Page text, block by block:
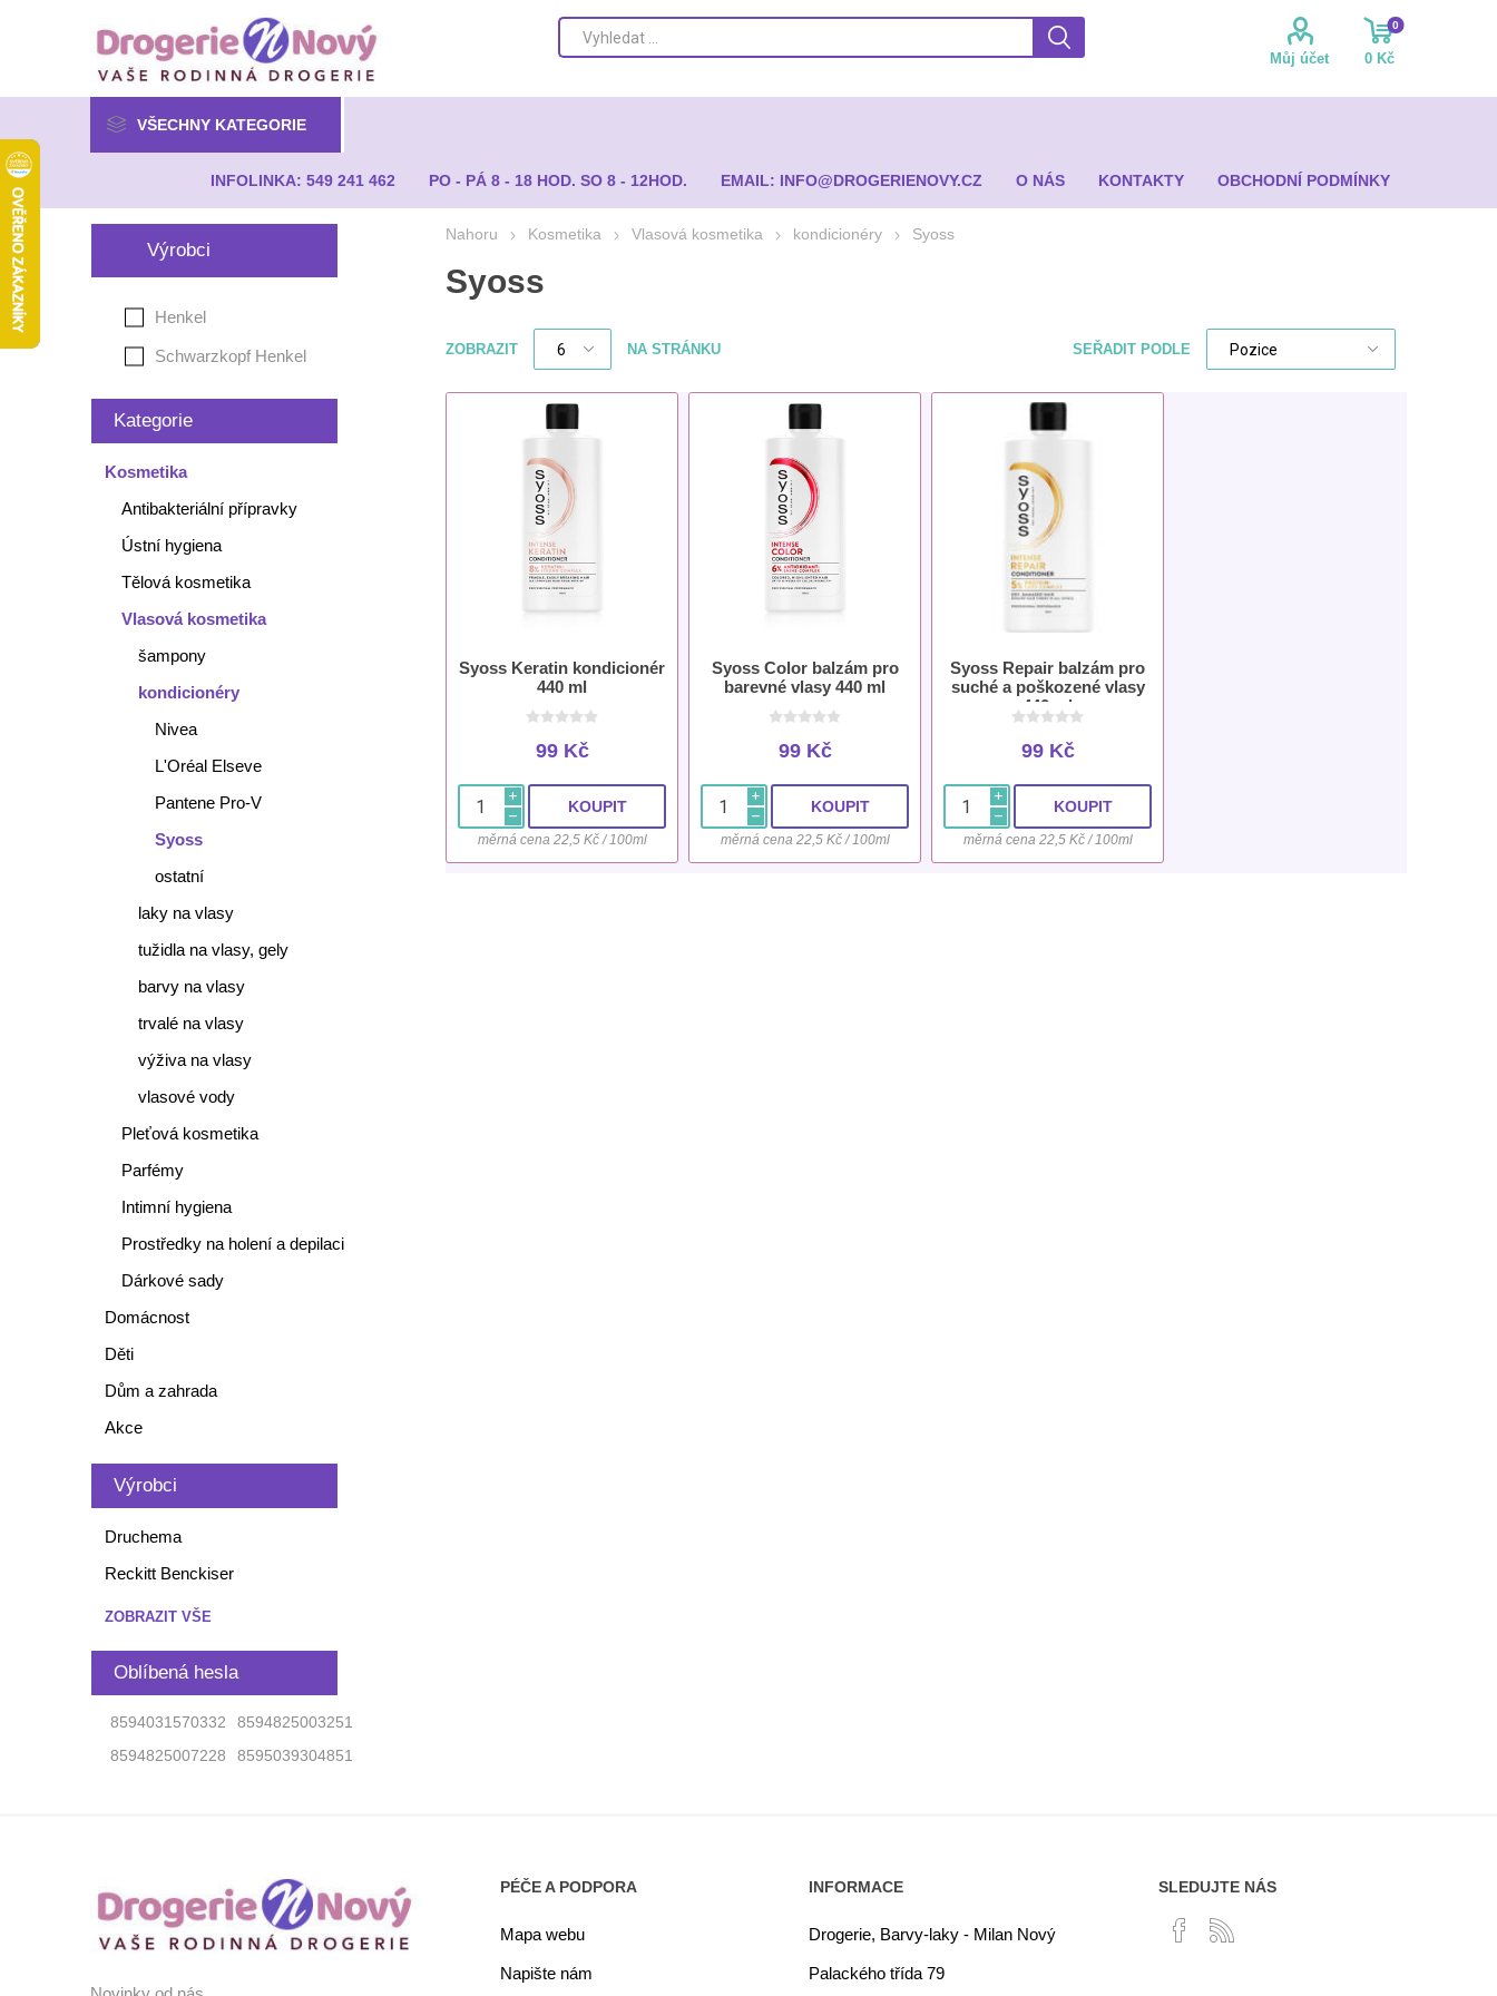
Můj účet
0
0 Kč
VŠECHNY KATEGORIE
INFOLINKA: 549 241 462 PO - PÁ 8 - 18 HOD. SO 8 - 12HOD. EMAIL: INFO@DROGERIENOVY.CZ O NÁS KONTAKTY OBCHODNÍ PODMÍNKY
Nahoru Kosmetika Vlasová kosmetika kondicionéry Syoss
Syoss
SEŘADIT PODLE
ZOBRAZIT NA STRÁNKU
Syoss Keratin kondicionér
440 ml
99 Kč
i
h
měrná cena 22,5 Kč / 100ml
Syoss Color balzám pro
barevné vlasy 440 ml
99 Kč
i
h
měrná cena 22,5 Kč / 100ml
Syoss Repair balzám pro
suché a poškozené vlasy
440 ml
99 Kč
i
h
měrná cena 22,5 Kč / 100ml
Výrobci
Henkel
Schwarzkopf Henkel
Kategorie
Kosmetika
Antibakteriální přípravky
Ústní hygiena
Tělová kosmetika
Vlasová kosmetika
šampony
kondicionéry
Nivea
L'Oréal Elseve
Pantene Pro-V
Syoss
ostatní
laky na vlasy
tužidla na vlasy, gely
barvy na vlasy
trvalé na vlasy
výživa na vlasy
vlasové vody
Pleťová kosmetika
Parfémy
Intimní hygiena
Prostředky na holení a depilaci
Dárkové sady
Domácnost
Děti
Dům a zahrada
Akce
Výrobci
Druchema
Reckitt Benckiser
ZOBRAZIT VŠE
Oblíbená hesla
8594031570332
8594825003251
8594825007228
8595039304851
PÉČE A PODPORA
Mapa webu
Napište nám
INFORMACE
Drogerie, Barvy-laky - Milan Nový
Palackého třída 79
SLEDUJTE NÁS